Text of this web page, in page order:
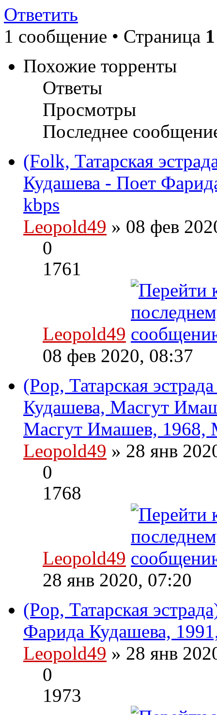
Ответить
1 сообщение • Страница 1
Похожие торренты
Ответы
Просмотры
Последнее
(Folk, Татарская
Кудашева - Поет
kbps
Leopold49 » 08 фев
0
1761
Leopold49
08 фев 2020, 08:37
(Pop, Татарская
Кудашева, Масгут
Масгут Имашев, 1968,
Leopold49 » 28 янв
0
1768
Leopold49
28 янв 2020, 07:20
(Pop, Татарская
Фарида Кудашева,
Leopold49 » 28 янв
0
1973